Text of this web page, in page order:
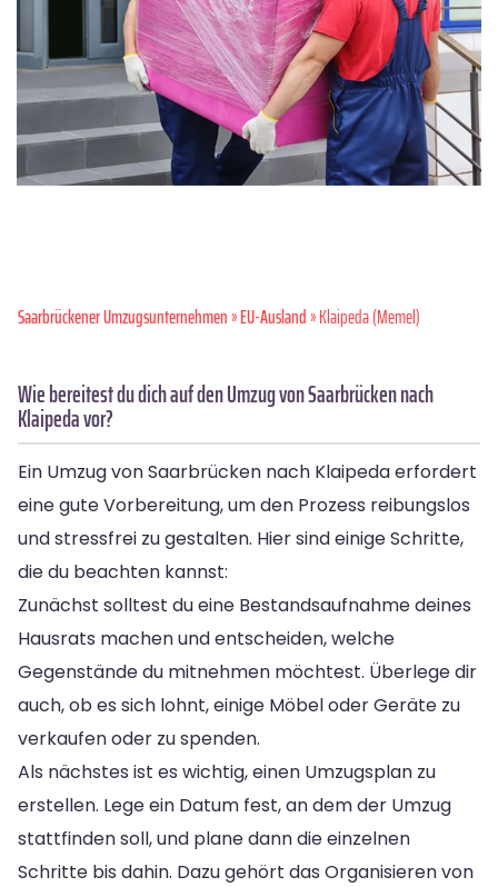
Saarbrückener Umzugsunternehmen»EU-Ausland» Klaipeda (Memel)
Wie bereitest du dich auf den Umzug von Saarbrücken nach
Klaipeda vor?
Ein Umzug von Saarbrücken nach Klaipeda erfordert
eine gute Vorbereitung, um den Prozess reibungslos
und stressfrei zu gestalten. Hier sind einige Schritte,
die du beachten kannst:
Zunächst solltest du eine Bestandsaufnahme deines
Hausrats machen und entscheiden, welche
Gegenstände du mitnehmen möchtest. Überlege dir
auch, ob es sich lohnt, einige Möbel oder Geräte zu
verkaufen oder zu spenden.
Als nächstes ist es wichtig, einen Umzugsplan zu
erstellen. Lege ein Datum fest, an dem der Umzug
stattfinden soll, und plane dann die einzelnen
Schritte bis dahin. Dazu gehört das Organisieren von